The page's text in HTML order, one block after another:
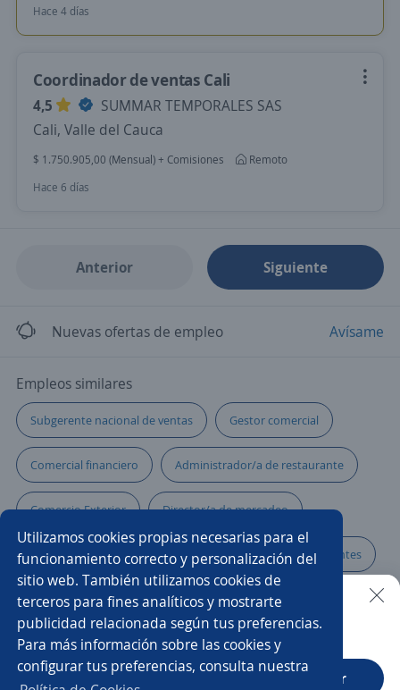
Utilizamos cookies propias necesarias para el
funcionamiento correcto y personalización del
sitio web. También utilizamos cookies de
terceros para fines analíticos y mostrarte
publicidad relacionada según tus preferencias.
Para más información sobre las cookies y
configurar tus preferencias, consulta nuestra
Hace 4 días
Coordinador de ventas Cali
4,5
SUMMAR TEMPORALES SAS
Cali, Valle del Cauca
$ 1.750.905,00 (Mensual) + Comisiones
Remoto
Hace 6 días
Anterior Siguiente
Nuevas ofertas de empleo Avísame
Empleos similares
Subgerente nacional de ventas Gestor comercial
Comercial financiero Administrador/a de restaurante
Comercio Exterior Director/a de mercadeo
Comercial tienda Gerente de ventas y atención a clientes
Promotor/a ejecutivo cuentas pyme
Agente de contact center Chef Account manager
Buscar es más fácil en la app
CT App Abrir